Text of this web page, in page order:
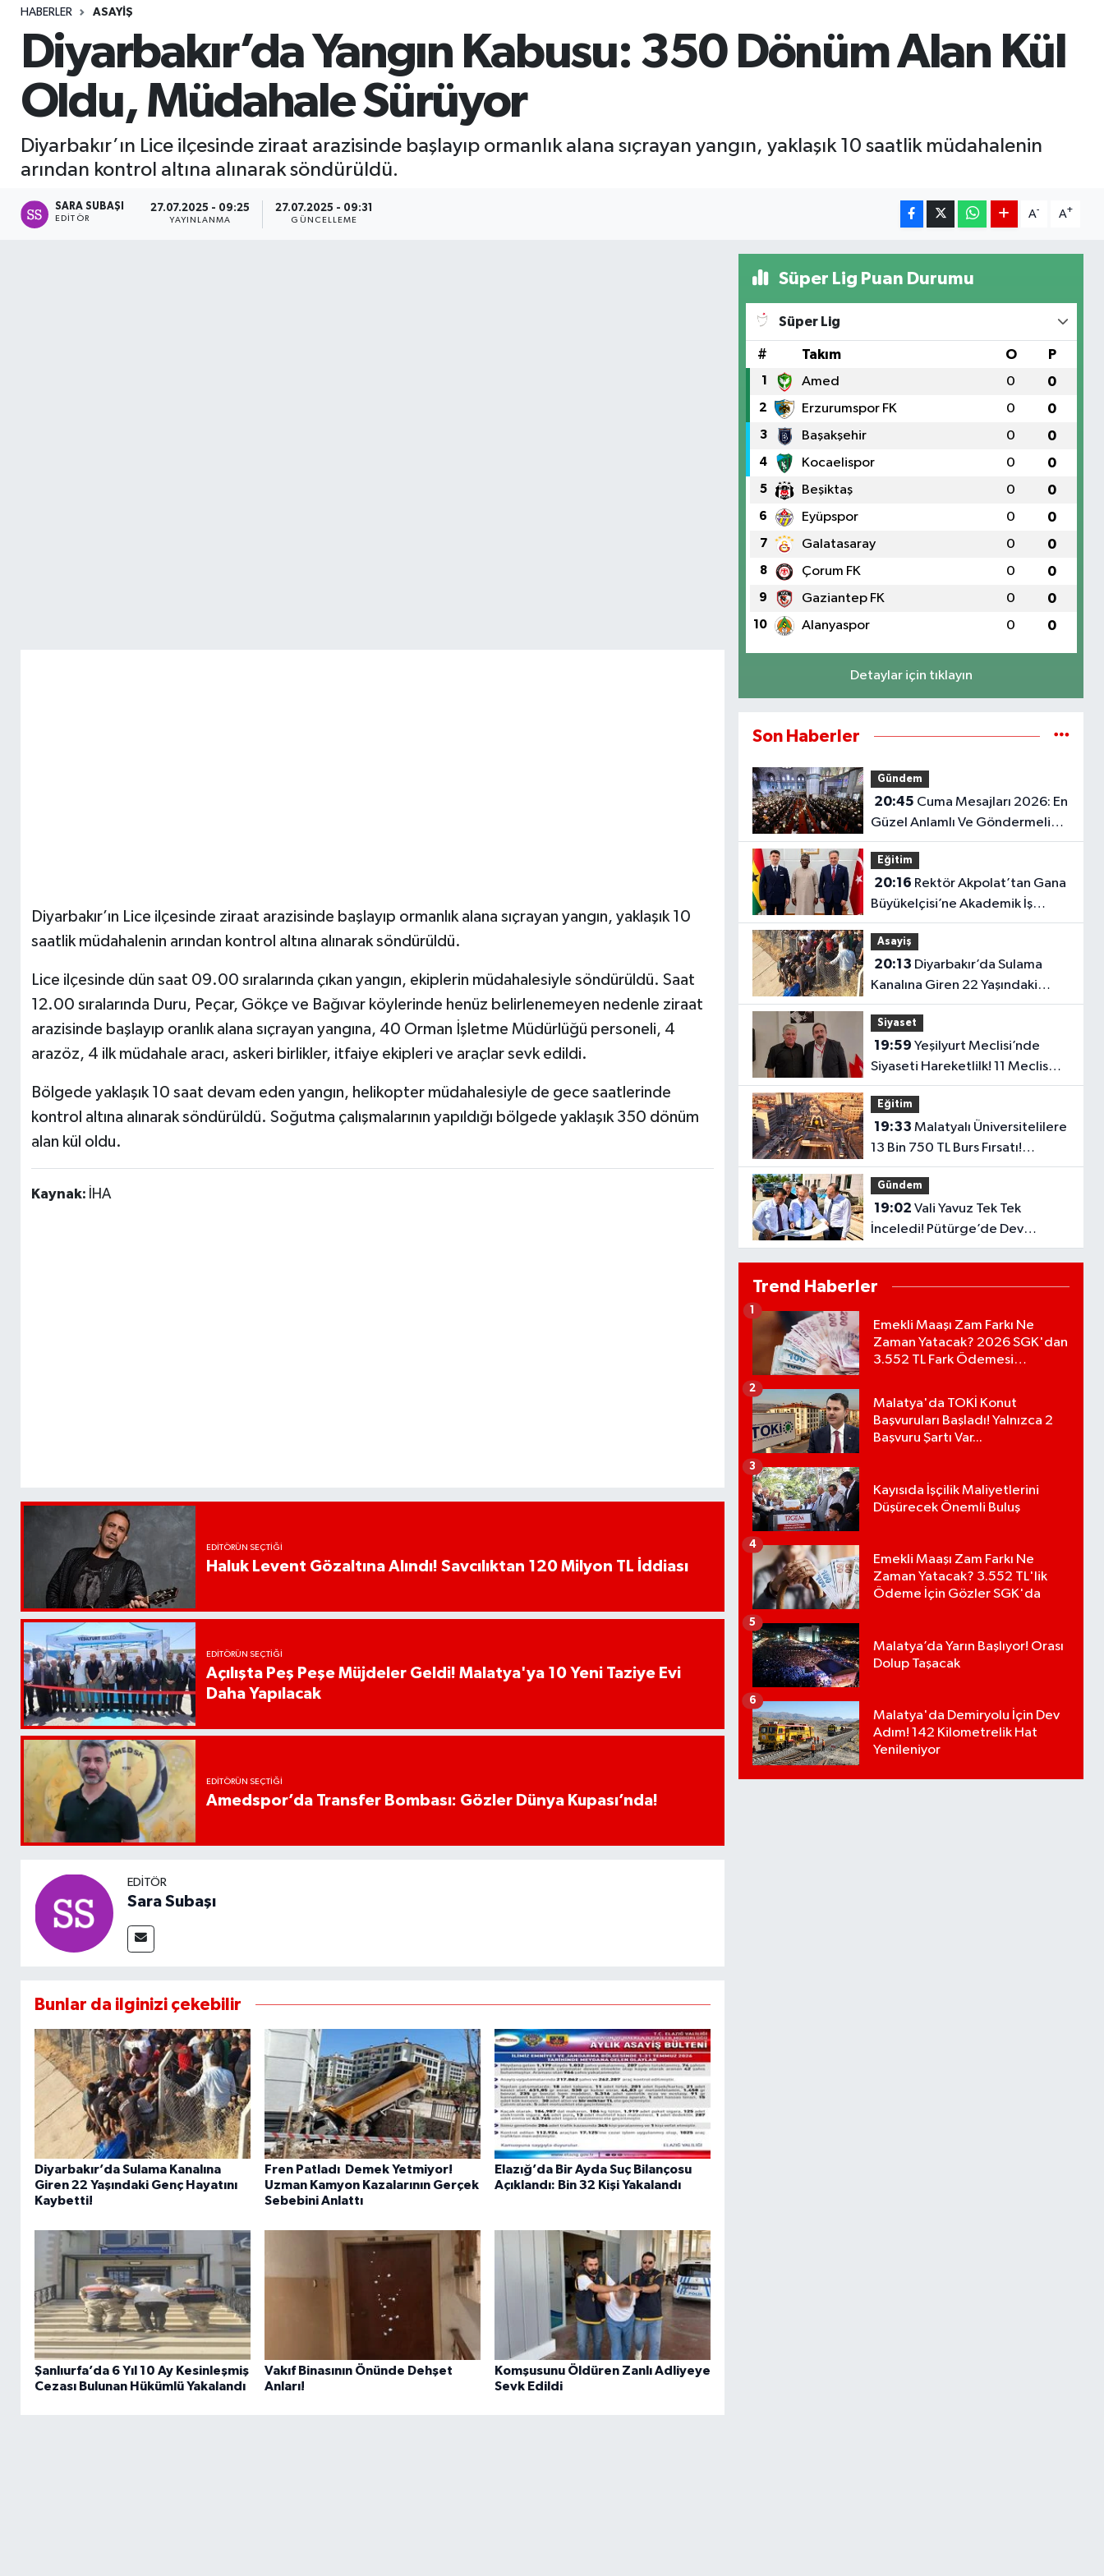
HABERLER ASAYIŞ
Diyarbakır’da Yangın Kabusu: 350 Dönüm Alan Kül
Oldu, Müdahale Sürüyor
Diyarbakır’ın Lice ilçesinde ziraat arazisinde başlayıp ormanlık alana sıçrayan yangın, yaklaşık 10 saatlik müdahalenin
arından kontrol altına alınarak söndürüldü.
SARA SUBAŞI
EDITÖR
27.07.2025 - 09:25
YAYINLANMA
27.07.2025 - 09:31
GÜNCELLEME
A- A+
Diyarbakır’ın Lice ilçesinde ziraat arazisinde başlayıp ormanlık alana sıçrayan yangın, yaklaşık 10
saatlik müdahalenin arından kontrol altına alınarak söndürüldü.
Lice ilçesinde dün saat 09.00 sıralarında çıkan yangın, ekiplerin müdahalesiyle söndürüldü. Saat
12.00 sıralarında Duru, Peçar, Gökçe ve Bağıvar köylerinde henüz belirlenemeyen nedenle ziraat
arazisinde başlayıp oranlık alana sıçrayan yangına, 40 Orman İşletme Müdürlüğü personeli, 4
arazöz, 4 ilk müdahale aracı, askeri birlikler, itfaiye ekipleri ve araçlar sevk edildi.
Bölgede yaklaşık 10 saat devam eden yangın, helikopter müdahalesiyle de gece saatlerinde
kontrol altına alınarak söndürüldü. Soğutma çalışmalarının yapıldığı bölgede yaklaşık 350 dönüm
alan kül oldu.
Kaynak: İHA
EDITÖRÜN SEÇTIĞI
Haluk Levent Gözaltına Alındı! Savcılıktan 120 Milyon TL İddiası
EDITÖRÜN SEÇTIĞI
Açılışta Peş Peşe Müjdeler Geldi! Malatya'ya 10 Yeni Taziye Evi
Daha Yapılacak
EDITÖRÜN SEÇTIĞI
Amedspor’da Transfer Bombası: Gözler Dünya Kupası’nda!
EDITÖR
Sara Subaşı
Bunlar da ilginizi çekebilir
Diyarbakır’da Sulama Kanalına
Giren 22 Yaşındaki Genç Hayatını
Kaybetti!
Fren Patladı Demek Yetmiyor!
Uzman Kamyon Kazalarının Gerçek
Sebebini Anlattı
Elazığ’da Bir Ayda Suç Bilançosu
Açıklandı: Bin 32 Kişi Yakalandı
Şanlıurfa’da 6 Yıl 10 Ay Kesinleşmiş
Cezası Bulunan Hükümlü Yakalandı
Vakıf Binasının Önünde Dehşet
Anları!
Komşusunu Öldüren Zanlı Adliyeye
Sevk Edildi
Süper Lig Puan Durumu
Süper Lig
# Takım O P
1 Amed 0 0
2 Erzurumspor FK 0 0
3 Başakşehir 0 0
4 Kocaelispor 0 0
5 Beşiktaş 0 0
6 Eyüpspor 0 0
7 Galatasaray 0 0
8 Çorum FK 0 0
9 Gaziantep FK 0 0
10 Alanyaspor 0 0
Detaylar için tıklayın
Son Haberler
Gündem
20:45
Güzel Anlamlı Ve Göndermeli
Cuma Sözleri..
Eğitim
20:16
Büyükelçisi’ne Akademik İş
Birliği Ziyareti!
Asayiş
20:13
Kanalına Giren 22 Yaşındaki
Genç Hayatını Kaybetti!
Siyaset
19:59
Siyaseti Hareketlilk! 11 Meclis
Üyesi Yeni Parti’ye Katıldı..
Eğitim
19:33
13 Bin 750 TL Burs Fırsatı!
Başvurular Başlıyor...
Gündem
19:02
İnceledi! Pütürge’de Dev
Yatırımlar Masada..
Trend Haberler
Emekli Maaşı Zam Farkı Ne
Zaman Yatacak? 2026 SGK'dan
3.552 TL Fark Ödemesi
1
Malatya'da TOKİ Konut
Başvuruları Başladı! Yalnızca 2
Başvuru Şartı Var...
2
Kayısıda İşçilik Maliyetlerini
Düşürecek Önemli Buluş
3
Emekli Maaşı Zam Farkı Ne
Zaman Yatacak? 3.552 TL'lik
Ödeme İçin Gözler SGK'da
4
Malatya’da Yarın Başlıyor! Orası
Dolup Taşacak
5
Malatya'da Demiryolu İçin Dev
Adım! 142 Kilometrelik Hat
Yenileniyor
6
Sağlık
Seri İlan
Siyaset
Spor